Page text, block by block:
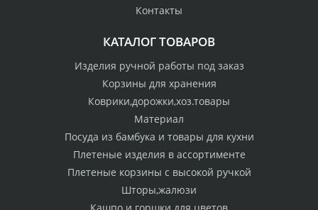
Контакты
КАТАЛОГ ТОВАРОВ
Изделия ручной работы под заказ
Корзины для хранения
Коврики,дорожки,хоз.товары
Материал
Посуда из бамбука и товары для кухни
Плетеные изделия в ассортименте
Плетеные корзины с высокой ручкой
Шторы,жалюзи